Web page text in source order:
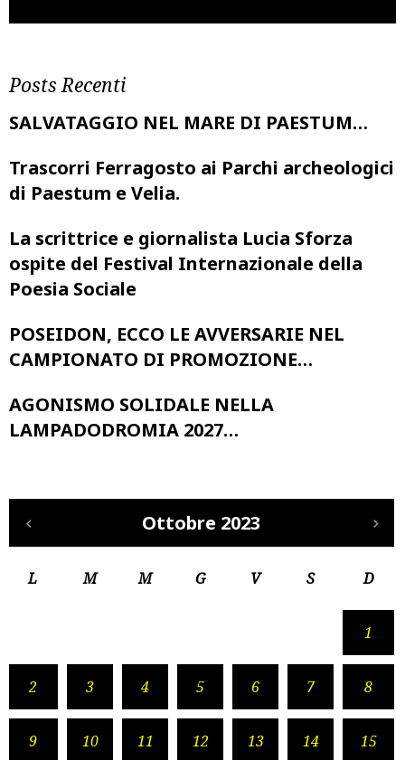
Posts Recenti
SALVATAGGIO NEL MARE DI PAESTUM…
Trascorri Ferragosto ai Parchi archeologici
di Paestum e Velia.
La scrittrice e giornalista Lucia Sforza
ospite del Festival Internazionale della
Poesia Sociale
POSEIDON, ECCO LE AVVERSARIE NEL
CAMPIONATO DI PROMOZIONE…
AGONISMO SOLIDALE NELLA
LAMPADODROMIA 2027…
Ottobre 2023
L M M G V S D
1
2 3 4 5 6 7 8
9 10 11 12 13 14 15